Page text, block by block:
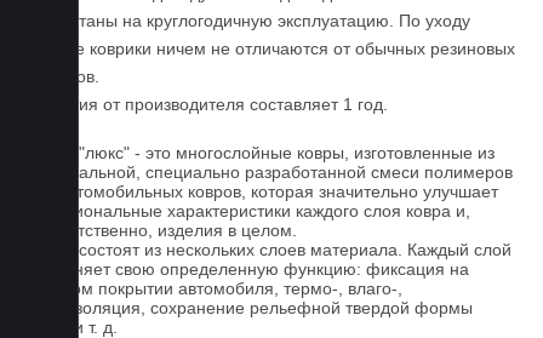
рассчитаны на круглогодичную эксплуатацию. По уходу
данные коврики ничем не отличаются от обычных резиновых
ковриков.
Гарантия от производителя составляет 1 год.
Ковры "люкс" - это многослойные ковры, изготовленные из
оригинальной, специально разработанной смеси полимеров
для автомобильных ковров, которая значительно улучшает
функциональные характеристики каждого слоя ковра и,
соответственно, изделия в целом.
Ковры состоят из нескольких слоев материала. Каждый слой
выполняет свою определенную функцию: фиксация на
штатном покрытии автомобиля, термо-, влаго-,
звукоизоляция, сохранение рельефной твердой формы
ковра и т. д.